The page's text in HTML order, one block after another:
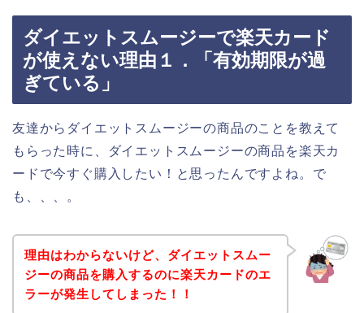
ダイエットスムージーで楽天カード
が使えない理由１．「有効期限が過
ぎている」
友達からダイエットスムージーの商品のことを教えて
もらった時に、ダイエットスムージーの商品を楽天カ
ードで今すぐ購入したい！と思ったんですよね。で
も、、、。
理由はわからないけど、ダイエットスムー
ジーの商品を購入するのに楽天カードのエ
ラーが発生してしまった！！